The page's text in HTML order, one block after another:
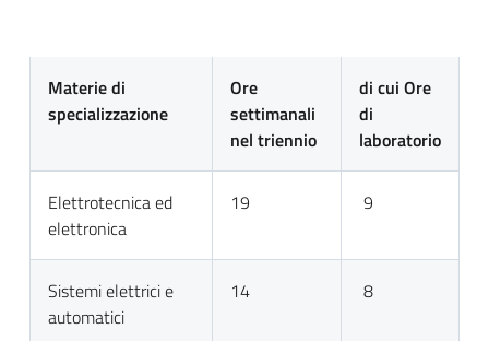
Materie di
specializzazione
Ore
settimanali
nel triennio
di cui Ore
di
laboratorio
Elettrotecnica ed
elettronica
19 9
Sistemi elettrici e
automatici
14 8